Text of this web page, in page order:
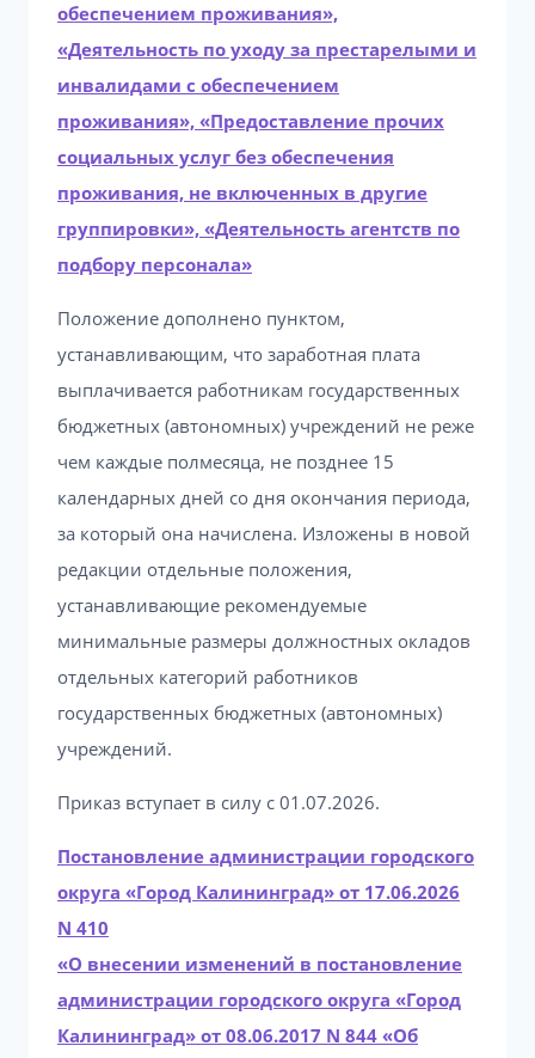
обеспечением проживания»,
«Деятельность по уходу за престарелыми и
инвалидами с обеспечением
проживания», «Предоставление прочих
социальных услуг без обеспечения
проживания, не включенных в другие
группировки», «Деятельность агентств по
подбору персонала»
Положение дополнено пунктом,
устанавливающим, что заработная плата
выплачивается работникам государственных
бюджетных (автономных) учреждений не реже
чем каждые полмесяца, не позднее 15
календарных дней со дня окончания периода,
за который она начислена. Изложены в новой
редакции отдельные положения,
устанавливающие рекомендуемые
минимальные размеры должностных окладов
отдельных категорий работников
государственных бюджетных (автономных)
учреждений.
Приказ вступает в силу с 01.07.2026.
Постановление администрации городского
округа «Город Калининград» от 17.06.2026
N 410
«О внесении изменений в постановление
администрации городского округа «Город
Калининград» от 08.06.2017 N 844 «Об